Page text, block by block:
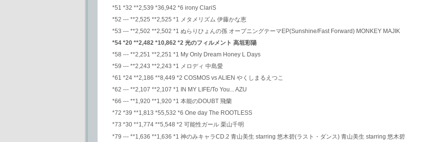
*51 *32 **2,539 *36,942 *6 irony ClariS
*52 --- **2,525 **2,525 *1 メタメリズム 伊藤かな恵
*53 --- **2,502 **2,502 *1 ぬらりひょんの孫 オープニングテーマEP(Sunshine/Fast Forward) MONKEY MAJIK
*54 *20 **2,482 *10,862 *2 光のフィルメント 高垣彩陽
*58 --- **2,251 **2,251 *1 My Only Dream Honey L Days
*59 --- **2,243 **2,243 *1 メロディ 中島愛
*61 *24 **2,186 **8,449 *2 COSMOS vs ALIEN やくしまるえつこ
*62 --- **2,107 **2,107 *1 IN MY LIFE/To You... AZU
*66 --- **1,920 **1,920 *1 本能のDOUBT 飛蘭
*72 *39 **1,813 *55,532 *6 One day The ROOTLESS
*73 *30 **1,774 **5,548 *2 可能性ガール 栗山千明
*79 --- **1,636 **1,636 *1 神のみキャラCD.2 青山美生 starring 悠木碧(ラスト・ダンス) 青山美生 starring 悠木碧